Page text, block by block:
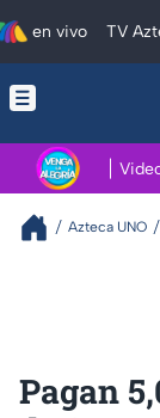
en vivo TV
Azteca UNO
Pagan